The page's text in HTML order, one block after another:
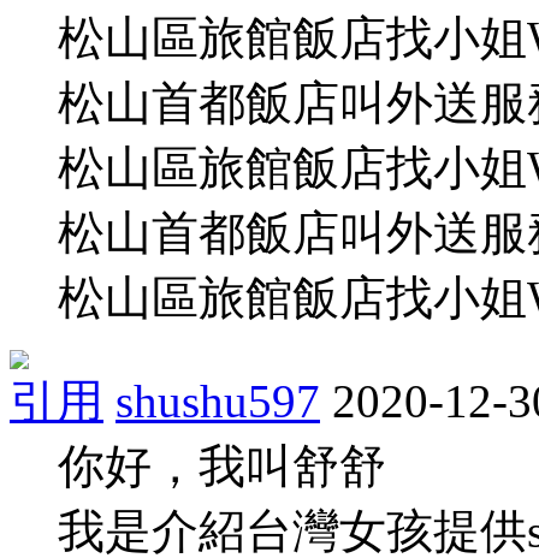
松山區旅館飯店找小姐
松山首都飯店叫外送
松山區旅館飯店找小姐
松山首都飯店叫外送
松山區旅館飯店找小姐
引用 shushu597 2020-12-
你好，我叫舒舒
我是介紹台灣女孩提供